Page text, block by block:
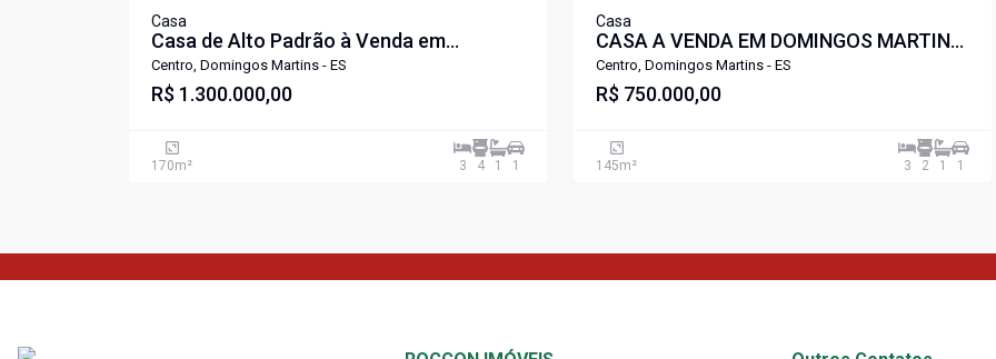
Casa
Casa de Alto Padrão à Venda em
Domingos Martins ES
Centro, Domingos Martins - ES
R$ 1.300.000,00
170m² 3 4 1 1
Casa
CASA A VENDA EM DOMINGOS MARTINS
ES
Centro, Domingos Martins - ES
R$ 750.000,00
145m² 3 2 1 1